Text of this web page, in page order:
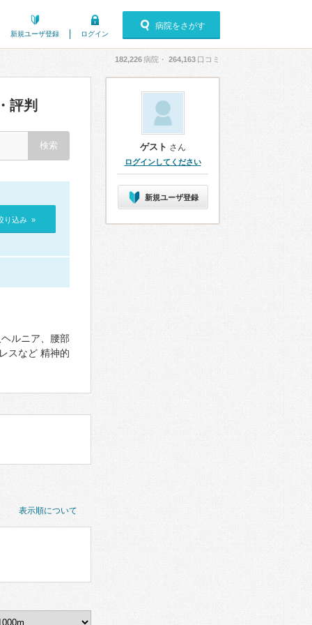
新規ユーザ登録 ログイン
病院をさがす
182,226病院・ 264,163 口コミ
評判
り込み »
ルニア、腰部
スなど 精神的
表示順について
ゲスト さん
ログインしてください
新規ユーザ登録